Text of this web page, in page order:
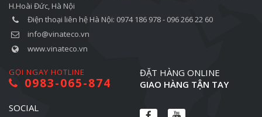
H.Hoài Đức, Hà Nội
Điện thoại liên hệ Hà Nội: 0974 186 978 - 096 266 22 60
info@vinateco.vn
www.vinateco.vn
GỌI NGAY HOTLINE
0983-065-874
ĐẶT HÀNG ONLINE
GIAO HÀNG TẬN TAY
SOCIAL